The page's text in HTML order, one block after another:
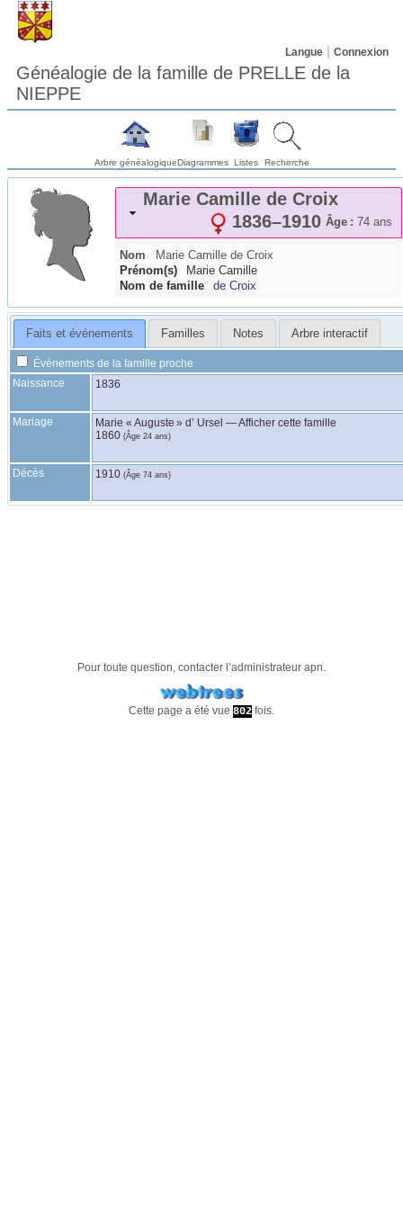
Langue Connexion
Généalogie de la famille de PRELLE de la
NIEPPE
Arbre généalogiqueDiagrammes Listes Recherche
Marie Camille de Croix
Âge : 74 ans
1836–1910
Nom Marie Camille de Croix
Prénom(s)
Marie Camille
Nom de famille
de Croix
Faits et événements Familles Notes Arbre interactif
Événements de la famille proche
Naissance
1836
Mariage Marie « Auguste » d’ Ursel —Afficher cette famille
1860 (Âge 24 ans)
Décès 1910 (Âge 74 ans)
Pour toute question, contacter l’administrateur apn.
Cette page a été vue 802 fois.